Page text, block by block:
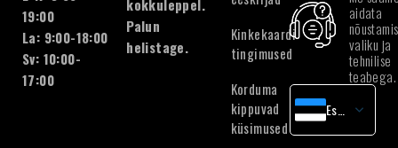
19:00
La: 9:00-18:00
Sv: 10:00-
17:00
kokkuleppel.
Palun
helistage.
Kinkekaardi
tingimused
Korduma
kippuvad
küsimused
aidata
valiku ja
tehnilise
teabega.
Latvian